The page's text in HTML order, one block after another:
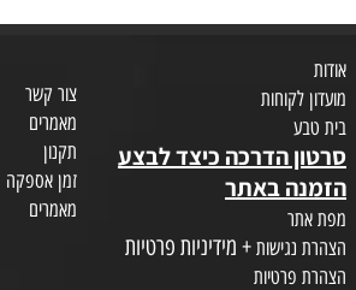
אודות
מועדון לקוחות
בית טבע
סרטון הדרכה כיצד לבצע
הזמנה באתר
מפת אתר
הצהרת נגישות + מידיניות פרטיות
הצהרת פרטיות
צור קשר
מאמרים
תקנון
זמן אספקה
מאמרים